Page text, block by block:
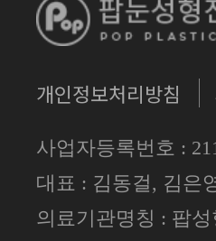
개인정보처리방침
사업자등록번호 :
대표 : 김동걸, 김은
의료기관명칭 : 팝